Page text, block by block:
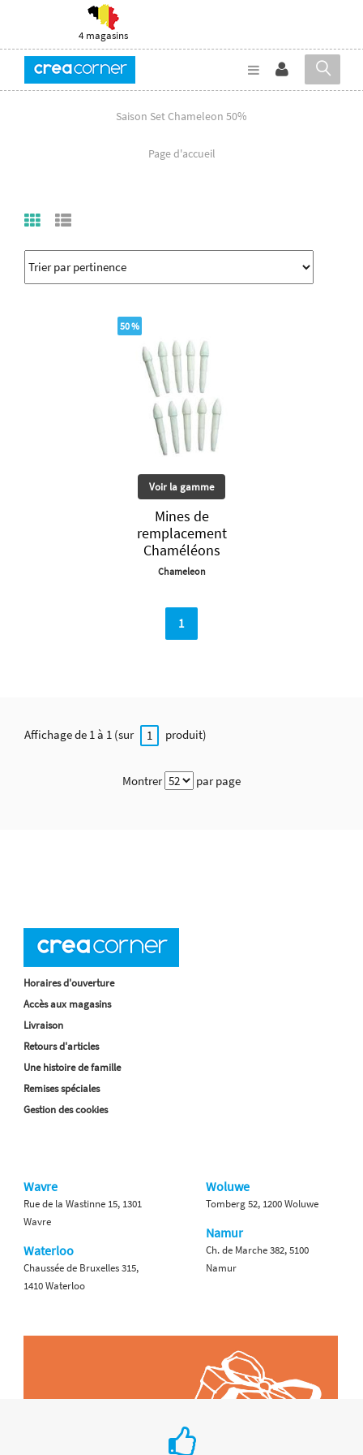
4 magasins
Saison Set Chameleon 50%
Page d'accueil
50 %
Voir la gamme
Mines de
remplacement
Chaméléons
Chameleon
1
Affichage de 1 à 1 (sur 1 produit)
Montrer par page
Horaires d'ouverture
Accès aux magasins
Livraison
Retours d'articles
Une histoire de famille
Remises spéciales
Gestion des cookies
Wavre
Rue de la Wastinne 15, 1301
Wavre
Waterloo
Chaussée de Bruxelles 315,
1410 Waterloo
Woluwe
Tomberg 52, 1200 Woluwe
Namur
Ch. de Marche 382, 5100
Namur